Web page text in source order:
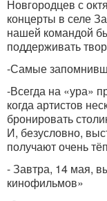
Новгородцев с
концерты в селе
нашей командой
поддерживать
-Самые
-Всегда на «ура»
когда артистов
бронировать
И, безусловно,
получают очень
- Завтра, 14 мая,
кинофильмов»